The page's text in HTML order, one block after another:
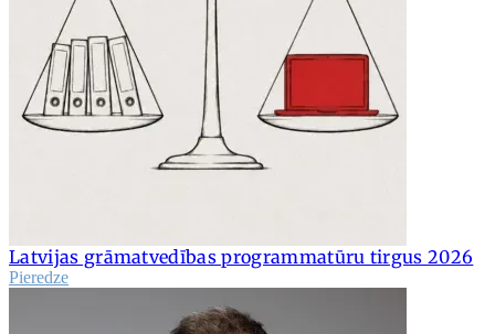
Latvijas grāmatvedības programmatūru tirgus 2026
Pieredze